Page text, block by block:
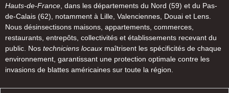
Hauts-de-France, dans les départements du Nord (59) et du Pas-
de-Calais (62), notamment à Lille, Valenciennes, Douai et Lens.
Nous désinsectisons maisons, appartements, commerces,
restaurants, entrepôts, collectivités et établissements recevant du
public. Nos techniciens locaux maîtrisent les spécificités de chaque
environnement, garantissant une protection optimale contre les
invasions de blattes américaines sur toute la région.